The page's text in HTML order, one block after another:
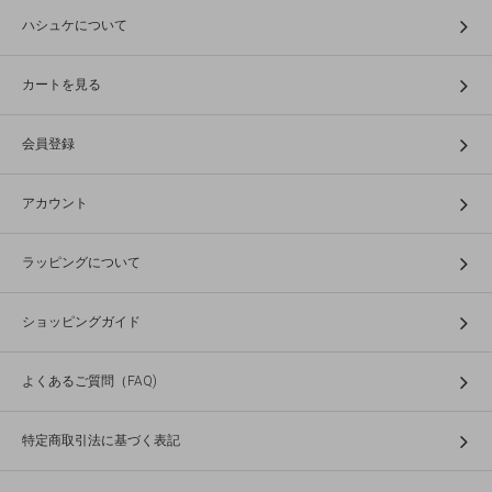
ハシュケについて
カートを見る
会員登録
アカウント
ラッピングについて
ショッピングガイド
よくあるご質問（FAQ)
特定商取引法に基づく表記